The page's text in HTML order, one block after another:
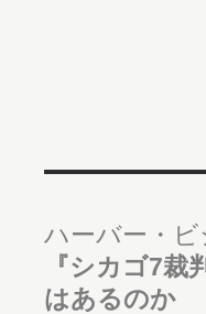
ハーバー・
『シカゴ7
はあるのか